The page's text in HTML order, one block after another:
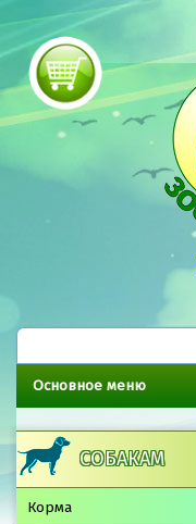
Основное меню
СОБАКАМ
Корма